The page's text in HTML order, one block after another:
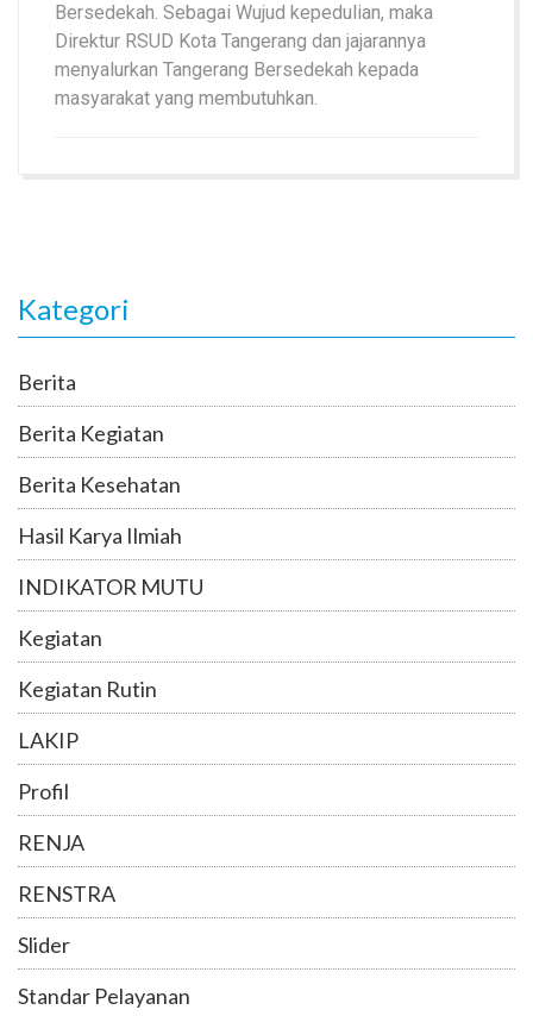
Bersedekah. Sebagai Wujud kepedulian, maka
Direktur RSUD Kota Tangerang dan jajarannya
menyalurkan Tangerang Bersedekah kepada
masyarakat yang membutuhkan.
Kategori
Berita
Berita Kegiatan
Berita Kesehatan
Hasil Karya Ilmiah
INDIKATOR MUTU
Kegiatan
Kegiatan Rutin
LAKIP
Profil
RENJA
RENSTRA
Slider
Standar Pelayanan